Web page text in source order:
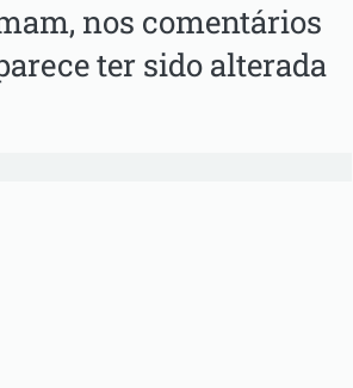
nos comentários
ter sido alterada